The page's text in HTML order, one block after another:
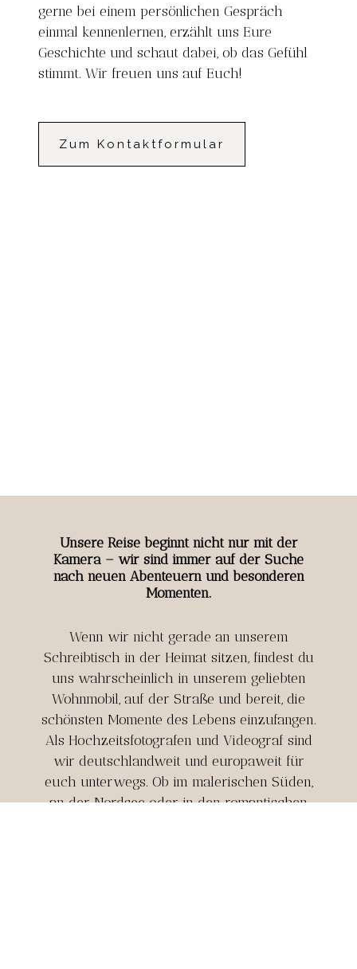
gerne bei einem persönlichen Gespräch
einmal kennenlernen, erzählt uns Eure
Geschichte und schaut dabei, ob das Gefühl
stimmt. Wir freuen uns auf Euch!
Zum Kontaktformular
Unsere Reise beginnt nicht nur mit der
Kamera – wir sind immer auf der Suche
nach neuen Abenteuern und besonderen
Momenten.
Wenn wir nicht gerade an unserem
Schreibtisch in der Heimat sitzen, findest du
uns wahrscheinlich in unserem geliebten
Wohnmobil, auf der Straße und bereit, die
schönsten Momente des Lebens einzufangen.
Als Hochzeitsfotografen und Videograf sind
wir deutschlandweit und europaweit für
euch unterwegs. Ob im malerischen Süden,
an der Nordsee oder in den romantischen